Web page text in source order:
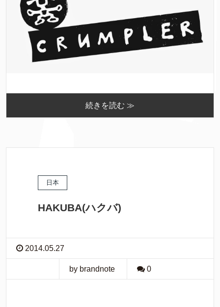
続きを読む ≫
日本
HAKUBA(ハクバ)
2014.05.27
by brandnote 0